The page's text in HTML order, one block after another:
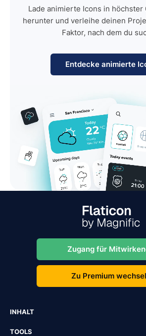
Lade animierte Icons in höchster
herunter und verleihe deinen
Faktor, nach dem du
Entdecke animierte
Zugang für
Zu Premium
INHALT
TOOLS